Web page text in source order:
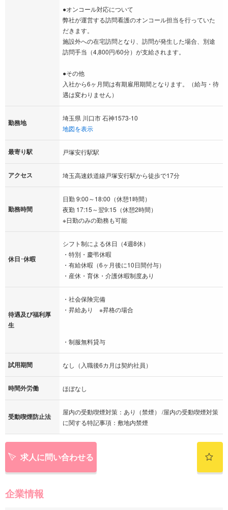
●オンコール対応について
弊社が運営する訪問看護のオンコール担当を行っていた
だきます。
施設外への在宅訪問となり、訪問が発生した場合、別途
訪問手当（4,800円/60分）が支給されます。
●その他
入社から6ヶ月間は有期雇用期間となります。（給与・待
遇は変わりません）
勤務地
埼玉県 川口市 石神1573-10
地図を表示
最寄り駅 戸塚安行駅駅
アクセス 埼玉高速鉄道線戸塚安行駅から徒歩で17分
勤務時間
日勤 9:00～18:00（休憩1時間）
夜勤 17:15～翌9:15（休憩2時間）
※日勤のみの勤務も可能
休日･休暇
シフト制による休日（4週8休）
・特別・慶弔休暇
・有給休暇（6ヶ月後に10日間付与）
・産休・育休・介護休暇制度あり
待遇及び福利厚
生
・社会保険完備
・昇給あり ※昇格の場合
・制服無料貸与
試用期間 なし（入職後6カ月は契約社員）
時間外労働 ほぼなし
受動喫煙防止法
屋内の受動喫煙対策：あり（禁煙） /屋内の受動喫煙対策
に関する特記事項：敷地内禁煙
求人に問い合わせる
企業情報